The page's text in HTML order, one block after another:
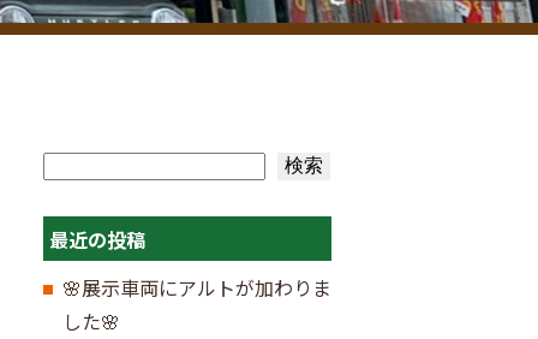
検索
最近の投稿
🌸展示車両にアルトが加わりま
した🌸